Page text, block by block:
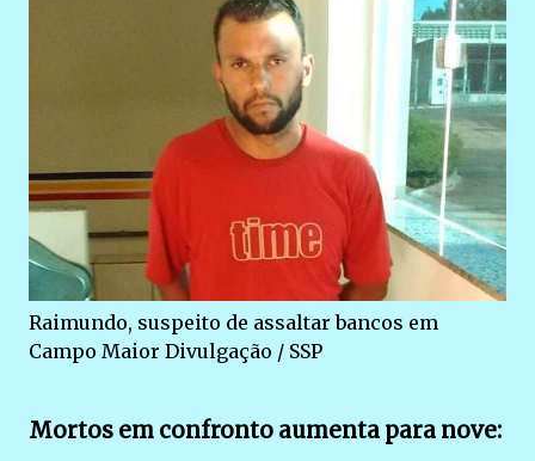
Raimundo, suspeito de assaltar bancos em
Campo Maior Divulgação / SSP
Mortos em confronto aumenta para nove: